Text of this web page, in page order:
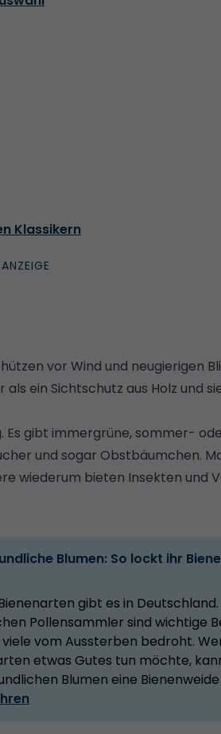
Klassikern
vor Wind und neugierigen
ein Sichtschutz aus Holz und
Es gibt immergrüne, sommer-
und sogar Obstbäumchen.
wiederum bieten Insekten und
Blumen: So lockt ihr
gibt es in Deutschland.
Pollensammler sind wichtige
vom Aussterben bedroht.
etwas Gutes tun möchte,
Blumen eine